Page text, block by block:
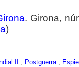
. Girona,
)
II ; Postguerra;